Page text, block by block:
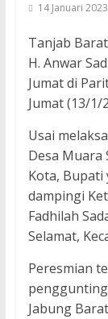
14 Januari 2023
Tanjab
H. Anwar
Jumat di
Jumat (13/1/
Usai
Desa Muara
Kota, Bupati
dampingi
Fadhilah
Selamat,
Peresmian
Jabung